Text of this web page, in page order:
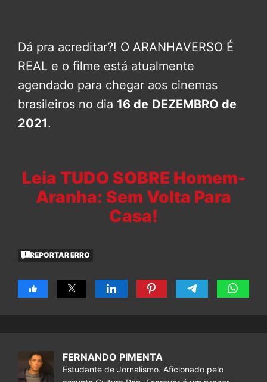
Dá pra acreditar?! O ARANHAVERSO É
REAL e o filme está atualmente
agendado para chegar aos cinemas
brasileiros no dia 16 de DEZEMBRO de
2021.
Leia TUDO SOBRE Homem-
Aranha: Sem Volta Para
Casa!
REPORTAR ERRO
FERNANDO PIMENTA
Estudante de Jornalismo. Aficionado pelo